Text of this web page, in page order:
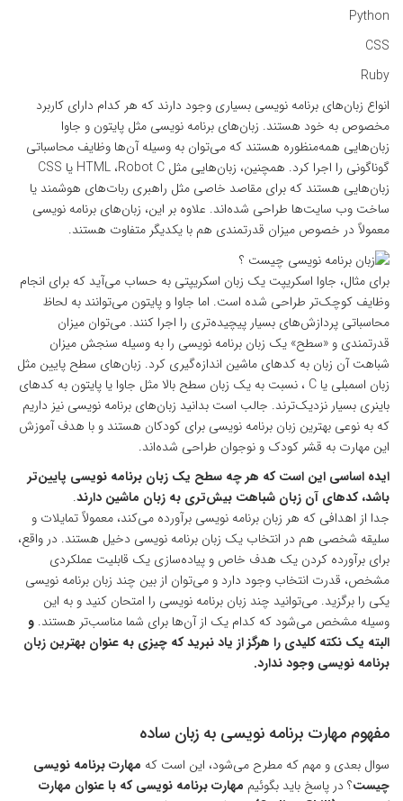
Python
CSS
Ruby
انواع زبان‌های برنامه نویسی بسیاری وجود دارند که هر کدام دارای کاربرد
مخصوص به خود هستند. زبان‌های برنامه نویسی مثل پایتون و جاوا
زبان‌هایی همه‌منظوره هستند که می‌توان به وسیله آن‌ها وظایف محاسباتی
گوناگونی را اجرا کرد. همچنین، زبان‌هایی مثل ،Robot C یا
زبان‌هایی هستند که برای مقاصد خاصی مثل راهبری ربات‌های هوشمند یا
ساخت وب سایت‌ها طراحی شده‌اند. علاوه بر این، زبان‌های برنامه نویسی
معمولاً در خصوص میزان قدرتمندی هم با یکدیگر متفاوت هستند.
برای مثال، جاوا اسکریپت یک زبان اسکریپتی به حساب می‌آید که برای انجام
وظایف کوچک‌تر طراحی شده است. اما جاوا و پایتون می‌توانند به لحاظ
محاسباتی پردازش‌های بسیار پیچیده‌تری را اجرا کنند. می‌توان میزان
قدرتمندی و «سطح» یک زبان برنامه نویسی را به وسیله سنجش میزان
شباهت آن زبان به کدهای ماشین اندازه‌گیری کرد. زبان‌های سطح پایین مثل
زبان اسمبلی یا ، نسبت به یک زبان سطح بالامثل جاوا یا پایتون به کدهای
باینری بسیار نزدیک‌ترند. جالب است بدانید زبان‌های برنامه نویسی نیز داریم
که به نوعی بهترین زبان برنامه نویسی برای کودکان هستند و با هدف آموزش
این مهارت به قشر کودک و نوجوان طراحی شده‌اند.
ایده اساسی این است که هر چه سطح یک زبان برنامه نویسی پایین‌تر
باشد، کدهای آن زبان شباهت بیش‌تری به زبان ماشین دارند.
جدا از اهدافی که هر زبان برنامه نویسی برآورده می‌کند، معمولاً تمایلات و
سلیقه شخصی هم در انتخاب یک زبان برنامه نویسی دخیل هستند. در واقع،
برای برآورده کردن یک هدف خاص و پیاده‌سازی یک قابلیت عملکردی
مشخص، قدرت انتخاب وجود دارد و می‌توان از بین چند زبان برنامه نویسی
یکی را برگزید. می‌توانید چند زبان برنامه نویسی را امتحان کنید و به این
وسیله مشخص می‌شود که کدام یک از آن‌ها برای شما مناسب‌تر هستند. و
البته یک نکته کلیدی را هرگز از یاد نبرید که چیزی به عنوان بهترین زبان
برنامه نویسی وجود ندارد.
مفهوم مهارت برنامه نویسی به زبان ساده
سوال بعدی و مهم که مطرح می‌شود، این است که مهارت برنامه نویسی
چیست؟ در پاسخ باید بگوئیم مهارت برنامه نویسی که با عنوان مهارت